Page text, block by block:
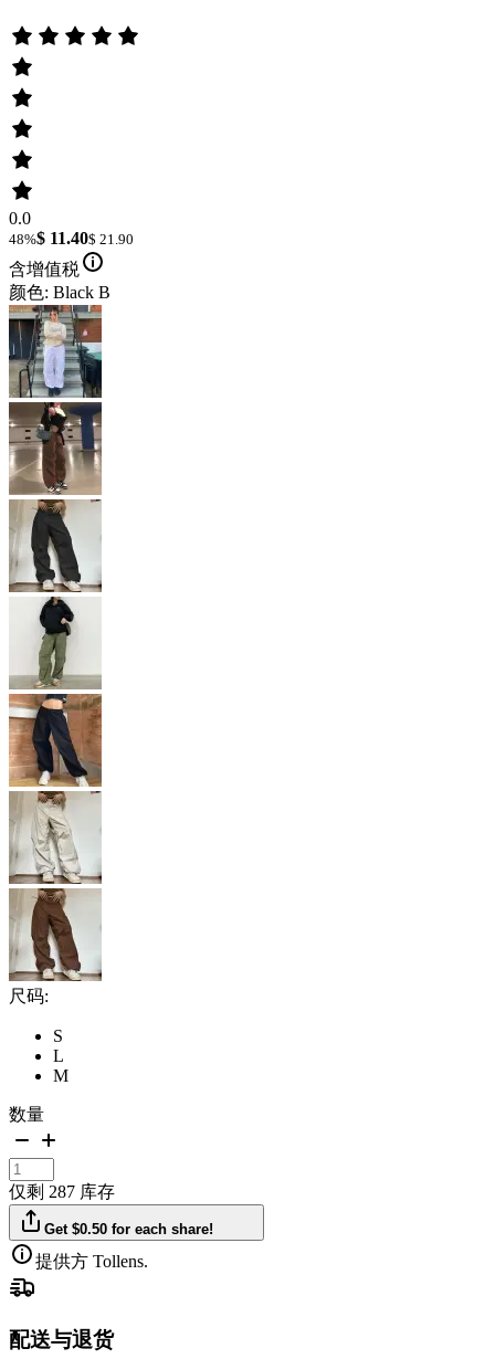
0.0
48%$ 11.40$ 21.90
含增值税
颜色: Black B
尺码:
S
L
M
数量
仅剩 287 库存
Get $0.50 for each share!
提供方 Tollens.
配送与退货